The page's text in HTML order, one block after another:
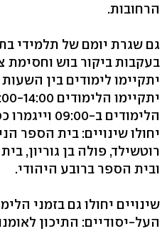
הרחובות.
גם שגרת יומם של תלמידי
בעקבות ביקור בוש וחסימת
הלימודים ב-
יחולו שינויים: בית הספר
רוטשילד, פולה בן גוריון,
ובית הספר ברובע היהודי.
שינויים יחולו גם בזמני
העל-יסודיים: התיכון